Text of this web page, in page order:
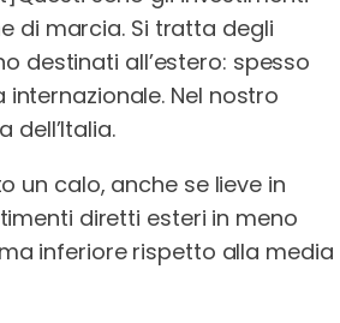
di marcia. Si tratta degli
destinati all’estero: spesso
Nel nostro
un calo, anche se lieve in
diretti esteri in meno
inferiore rispetto alla media